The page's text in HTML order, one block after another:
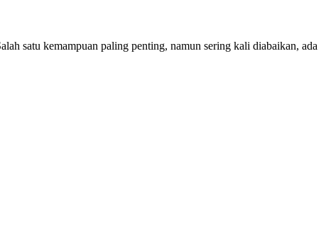
satu kemampuan paling penting, namun sering kali diabaikan, ada